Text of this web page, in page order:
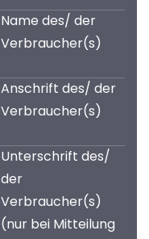
Name des/ der
Verbraucher(s)
Anschrift des/ der
Verbraucher(s)
Unterschrift des/
der
Verbraucher(s)
(nur bei Mitteilung